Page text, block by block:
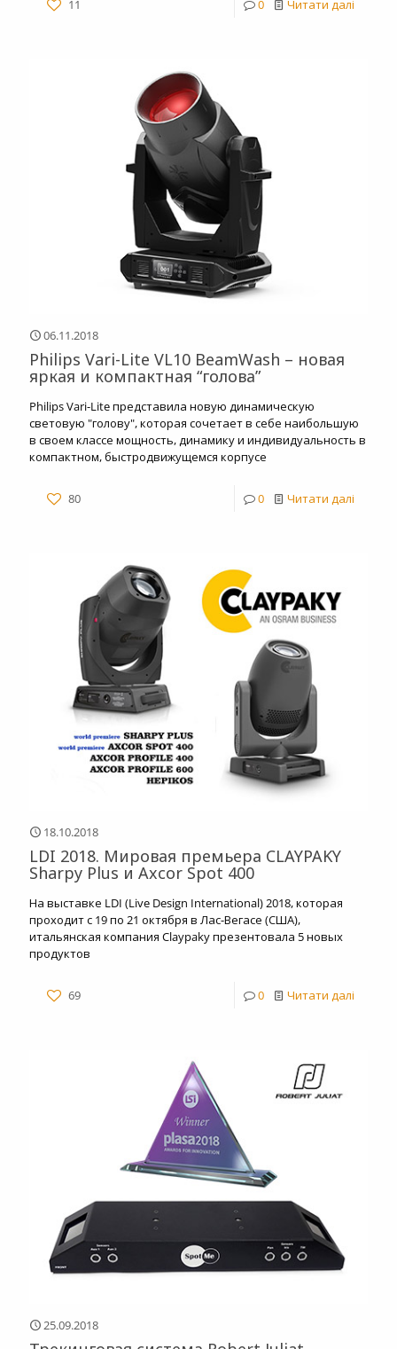
11 0 Читати далі
06.11.2018
Philips Vari-Lite VL10 BeamWash – новая
яркая и компактная “голова”
Philips Vari-Lite представила новую динамическую
световую "голову", которая сочетает в себе наибольшую
в своем классе мощность, динамику и индивидуальность в
компактном, быстродвижущемся корпусе
80 0 Читати далі
18.10.2018
LDI 2018. Мировая премьера CLAYPAKY
Sharpy Plus и Axcor Spot 400
На выставке LDI (Live Design International) 2018, которая
проходит с 19 по 21 октября в Лас-Вегасе (США),
итальянская компания Claypaky презентовала 5 новых
продуктов
69 0 Читати далі
25.09.2018